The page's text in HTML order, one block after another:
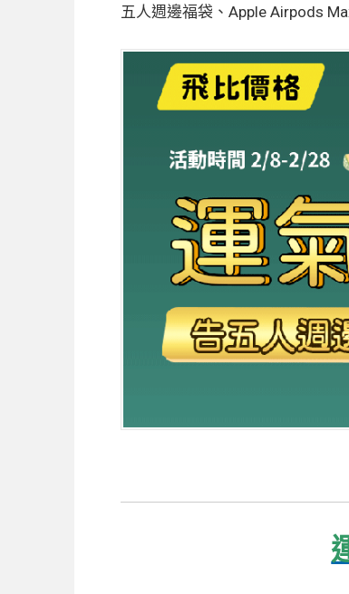
五人週邊福袋、Apple Airpods